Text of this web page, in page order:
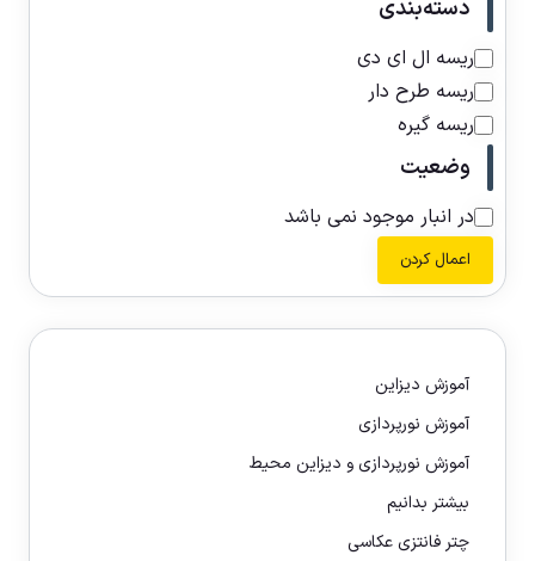
دسته‌بندی
ریسه ال ای دی
ریسه طرح دار
ریسه گیره
وضعیت
در انبار موجود نمی باشد
اعمال کردن
آموزش دیزاین
آموزش نورپردازی
آموزش نورپردازی و دیزاین محیط
بیشتر بدانیم
چتر فانتزی عکاسی